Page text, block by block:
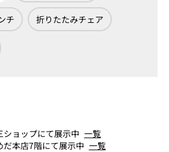
チ 折りたたみチェア
ョップにて展示中 一覧
本店7階にて展示中 一覧